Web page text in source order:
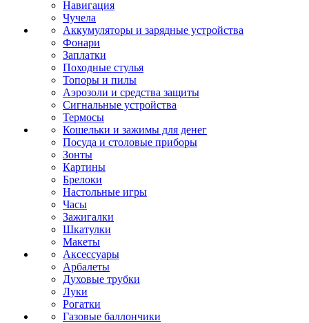
Навигация
Чучела
Аккумуляторы и зарядные устройства
Фонари
Заплатки
Походные стулья
Топоры и пилы
Аэрозоли и средства защиты
Сигнальные устройства
Термосы
Кошельки и зажимы для денег
Посуда и столовые приборы
Зонты
Картины
Брелоки
Настольные игры
Часы
Зажигалки
Шкатулки
Макеты
Аксессуары
Арбалеты
Духовые трубки
Луки
Рогатки
Газовые баллончики